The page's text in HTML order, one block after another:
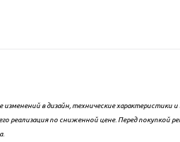
в дизайн, технические характеристики
реализация по сниженной цене. Перед покупкой